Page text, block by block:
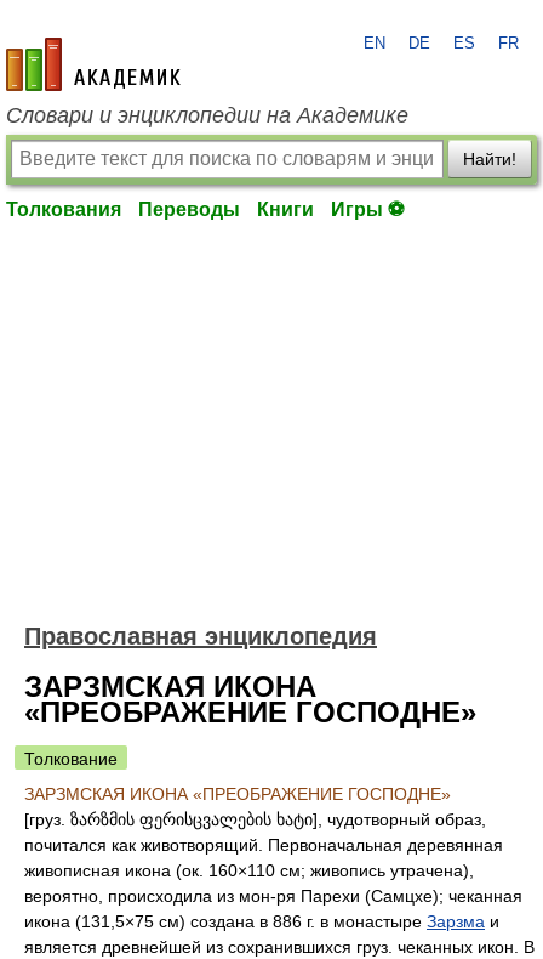
academic.ru
EN DE ES FR
Словари и энциклопедии на Академике
Найти!
Толкования Переводы Книги Игры ⚽
Православная энциклопедия
ЗАРЗМСКАЯ ИКОНА
«ПРЕОБРАЖЕНИЕ ГОСПОДНЕ»
Толкование
ЗАРЗМСКАЯ ИКОНА «ПРЕОБРАЖЕНИЕ ГОСПОДНЕ»
[груз. ზარზმის ფერისცვალების ხატი], чудотворный образ,
почитался как животворящий. Первоначальная деревянная
живописная икона (ок. 160×110 см; живопись утрачена),
вероятно, происходила из мон-ря Парехи (Самцхе); чеканная
икона (131,5×75 см) создана в 886 г. в монастыре Зарзма и
является древнейшей из сохранившихся груз. чеканных икон. В